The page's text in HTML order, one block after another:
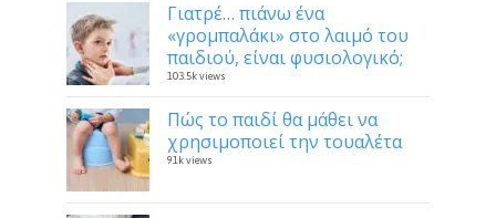
Γιατρέ… πιάνω ένα
«γρομπαλάκι» στο λαιμό του
παιδιού, είναι φυσιολογικό;
103.5k views
Πώς το παιδί θα μάθει να
χρησιμοποιεί την τουαλέτα
91k views